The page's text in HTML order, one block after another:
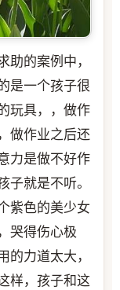
助的案例中，
是一个孩子很
玩具，，做作
做作业之后还
力是做不好作
子就是不听。
紫色的美少女
哭得伤心极
的力道太大，
样，孩子和这